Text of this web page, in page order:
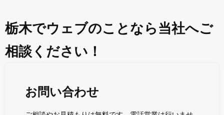
栃木でウェブのことなら当社へご
相談ください！
お問い合わせ